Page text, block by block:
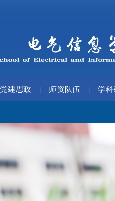
党建思政 | 师资队伍 | 学